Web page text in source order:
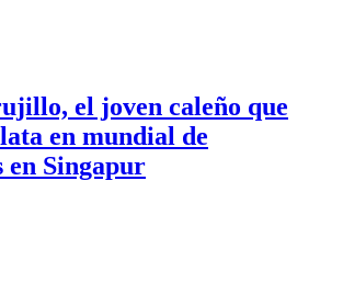
el joven caleño que
en mundial de
en Singapur